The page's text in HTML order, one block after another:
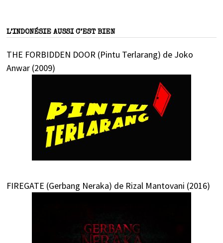
L’INDONÉSIE AUSSI C’EST BIEN
THE FORBIDDEN DOOR (Pintu Terlarang) de Joko
Anwar (2009)
FIREGATE (Gerbang Neraka) de Rizal Mantovani (2016)